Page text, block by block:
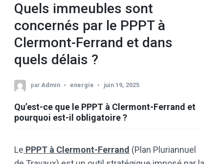
Quels immeubles sont
concernés par le PPPT à
Clermont-Ferrand et dans
quels délais ?
par Admin energie juin 19, 2025
Qu’est-ce que le PPPT à Clermont-Ferrand et
pourquoi est-il obligatoire ?
Le PPPT à Clermont-Ferrand (Plan Pluriannuel